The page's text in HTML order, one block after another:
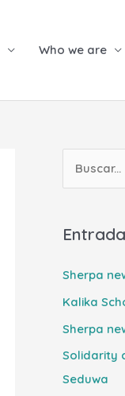
Who we are
c
o
r
:
Sherpa
Kalika
Sherpa
Solidarity
Seduwa